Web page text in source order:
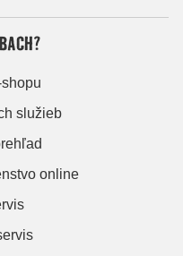
služieb
online